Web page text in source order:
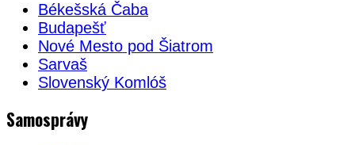
Békešská Čaba
Budapešť
Nové Mesto pod Šiatrom
Sarvaš
Slovenský Komlóš
Samosprávy